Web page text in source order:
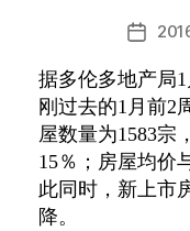
发
日
期
据多伦多地产局
刚过去的1月前2
屋数量为1583宗
15％；房屋均价
此同时，新上市
降。